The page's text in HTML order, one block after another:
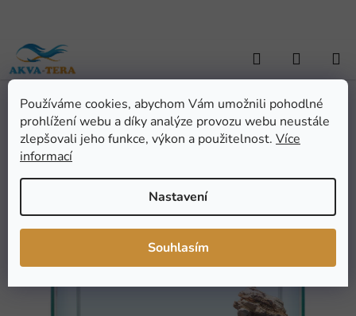
Používáme cookies, abychom Vám umožnili pohodlné
prohlížení webu a díky analýze provozu webu neustále
zlepšovali jeho funkce, výkon a použitelnost. Více
informací
Nastavení
Souhlasím
obsah
Hledat
KOŠÍK
Domů / AKVARISTIKA / Výbava akvária - SET / Sera Hardscape
Grand Canyon
Sera Hardscape Grand
Canyon
hodnocení
0,0
Podrobnosti hodnocení
Značka:Sera